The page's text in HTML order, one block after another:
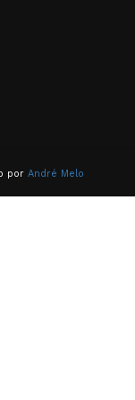
por André Melo